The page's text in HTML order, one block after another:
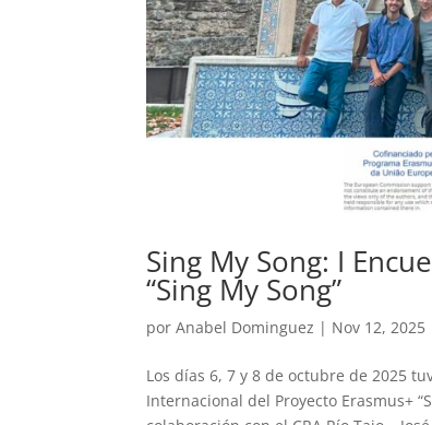
Sing My Song: I
“Sing My Song”
porAnabel Dominguez | Nov 12, 2025
Los días 6, 7 y 8 de octubre de 2025
Internacional del Proyecto Erasmus+